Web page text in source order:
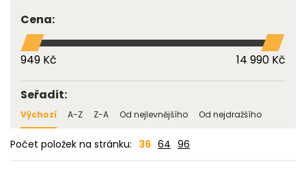
Cena:
949 Kč 14 990 Kč
Seřadit:
Výchozí A-Z Z-A Od nejlevnějšího Od nejdražšího
Počet položek na stránku: 36 64 96